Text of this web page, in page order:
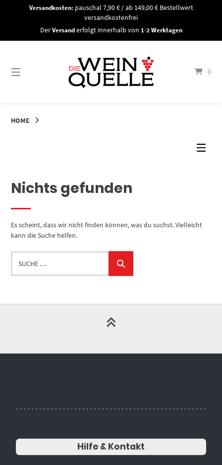
Versandkosten: pauschal 7,90 € / ab 149,00 € Bestellwert
versandkostenfrei
DerVersanderfolgt innerhalb von 1-2 Werktagen
0
HOME
Nichts gefunden
Es scheint, dass wir nicht finden können, was du suchst. Vielleicht
kann die Suche helfen.
Suche
Hilfe & Kontakt